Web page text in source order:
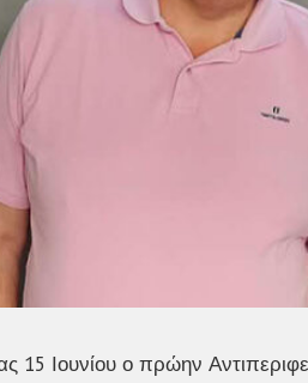
15 Ιουνίου ο πρώην